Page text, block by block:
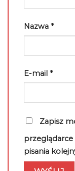
Nazwa *
E-mail *
Zapisz
przeglądarce
pisania